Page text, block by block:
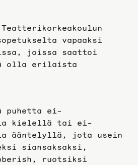
vapaaksi
joissa saattoi
olla erilaista
puhetta ei-
kielellä tai ei-
ääntelyllä, jota usein
siansaksaksi,
ruotsiksi